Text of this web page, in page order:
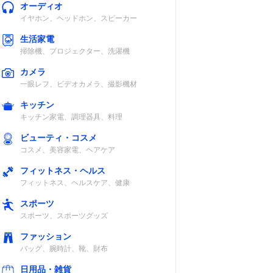
オーディオ
イヤホン、ヘッドホン、スピーカー
生活家電
掃除機、プロジェクター、洗濯機
カメラ
一眼レフ、ビデオカメラ、撮影機材
キッチン
キッチン家電、調理器具、料理
ビューティ・コスメ
コスメ、美容家電、ヘアケア
フィットネス・ヘルス
フィットネス、ヘルスケア、健康
スポーツ
スポーツ、スポーツグッズ
ファッション
バッグ、腕時計、靴、財布
日用品・雑貨